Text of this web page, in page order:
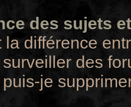
des sujets
la différence
des
je